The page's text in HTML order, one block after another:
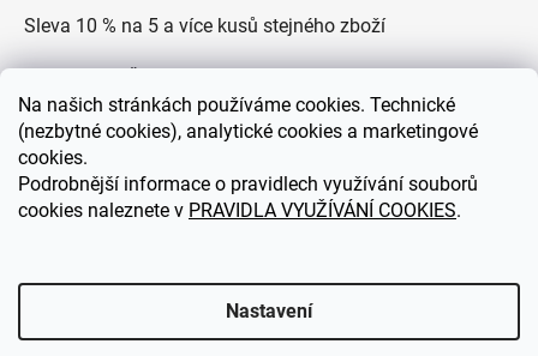
Na našich stránkách používáme cookies. Technické
(nezbytné cookies), analytické cookies a marketingové
cookies.
Podrobnější informace o pravidlech využívání souborů
cookies naleznete v PRAVIDLA VYUŽÍVÁNÍ COOKIES.
Nastavení
Sleva 10 % na 5 a více kusů stejného zboží
Zákaznická podpora každý všední den od 9.00 do 18.00
hodin
eDEKOR.cz